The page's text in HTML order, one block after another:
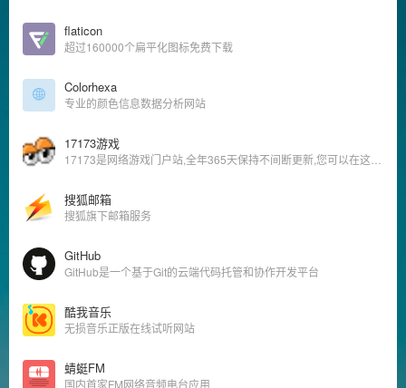
flaticon
超过160000个扁平化图标免费下载
Colorhexa
专业的颜色信息数据分析网站
17173游戏
搜狐邮箱
搜狐旗下邮箱服务
GitHub
‌GitHub是一个基于Git的云端代码托管和协作开发平台
酷我音乐
无损音乐正版在线试听网站
蜻蜓FM
国内首家FM网络音频电台应用